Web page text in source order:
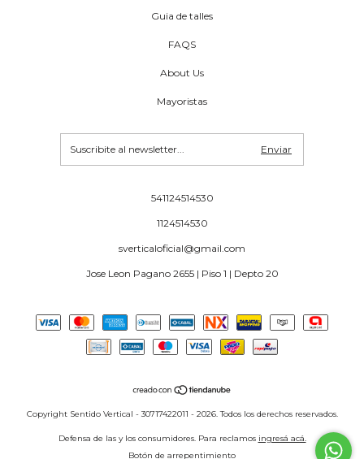
Guia de talles
FAQS
About Us
Mayoristas
541124514530
1124514530
sverticaloficial@gmail.com
Jose Leon Pagano 2655 | Piso 1 | Depto 20
Copyright Sentido Vertical - 30717422011 - 2026. Todos los derechos reservados.
Defensa de las y los consumidores. Para reclamos ingresá acá.
Botón de arrepentimiento